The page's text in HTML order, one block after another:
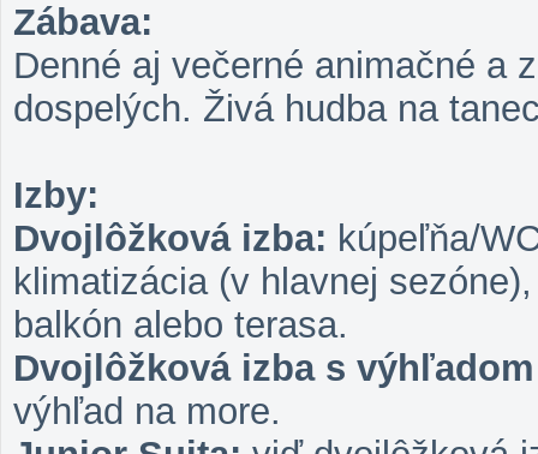
Zábava:
Denné aj večerné animačné a
dospelých. Živá hudba na
Izby:
Dvojlôžková izba: kúpeľňa/
klimatizácia (v hlavnej
balkón alebo terasa.
Dvojlôžková izba s
výhľad na more.